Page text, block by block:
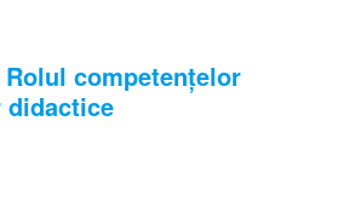
competențelor
didactice